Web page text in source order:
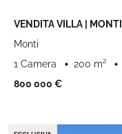
VENDITA VILLA | MONTI
Monti
1 Camera
200 m²
800 000 €